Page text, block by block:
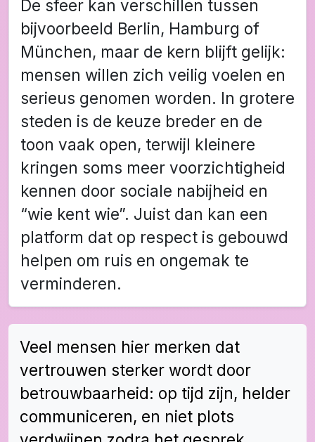
De sfeer kan verschillen tussen
bijvoorbeeld Berlin, Hamburg of
München, maar de kern blijft gelijk:
mensen willen zich veilig voelen en
serieus genomen worden. In grotere
steden is de keuze breder en de
toon vaak open, terwijl kleinere
kringen soms meer voorzichtigheid
kennen door sociale nabijheid en
“wie kent wie”. Juist dan kan een
platform dat op respect is gebouwd
helpen om ruis en ongemak te
verminderen.
Veel mensen hier merken dat
vertrouwen sterker wordt door
betrouwbaarheid: op tijd zijn, helder
communiceren, en niet plots